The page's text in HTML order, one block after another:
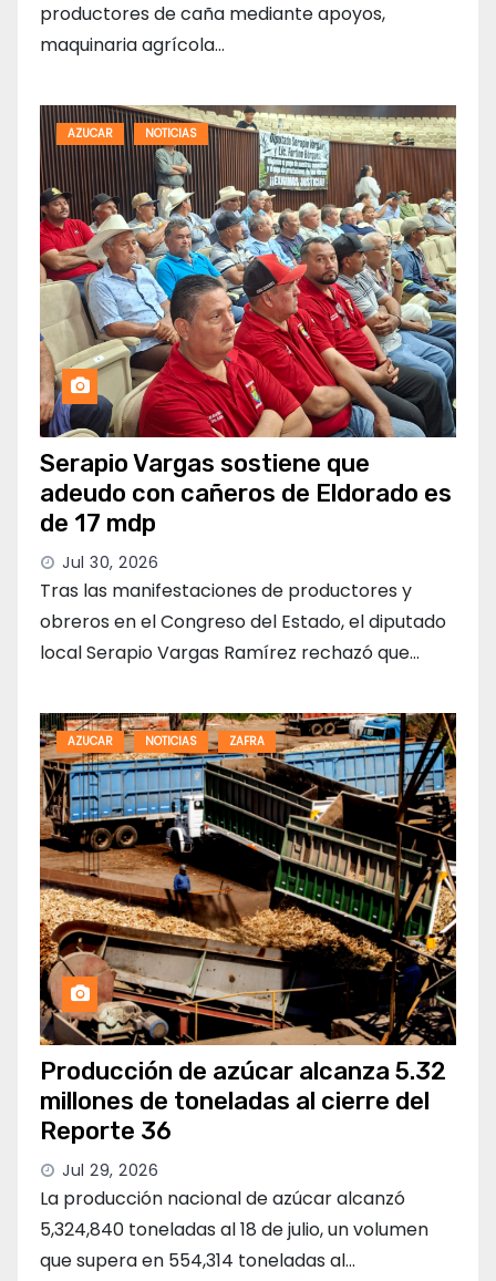
productores de caña mediante apoyos,
maquinaria agrícola…
AZUCAR NOTICIAS
Serapio Vargas sostiene que
adeudo con cañeros de Eldorado es
de 17 mdp
Jul 30, 2026
Tras las manifestaciones de productores y
obreros en el Congreso del Estado, el diputado
local Serapio Vargas Ramírez rechazó que…
AZUCAR NOTICIAS ZAFRA
Producción de azúcar alcanza 5.32
millones de toneladas al cierre del
Reporte 36
Jul 29, 2026
La producción nacional de azúcar alcanzó
5,324,840 toneladas al 18 de julio, un volumen
que supera en 554,314 toneladas al…